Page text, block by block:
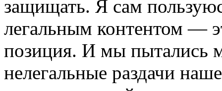
защищать. Я сам
легальным контентом —
позиция. И мы пытались
нелегальные раздачи